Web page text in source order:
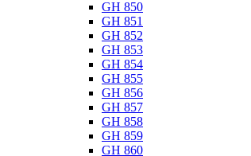
GH 850
GH 851
GH 852
GH 853
GH 854
GH 855
GH 856
GH 857
GH 858
GH 859
GH 860